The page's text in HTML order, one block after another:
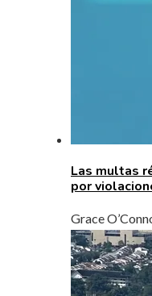
Las multas
por
Grace